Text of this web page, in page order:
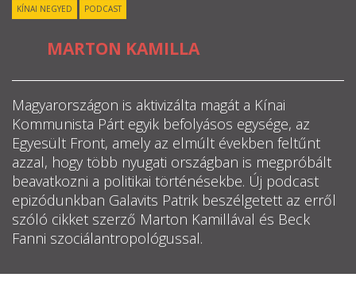
PEGASUS-MEGFIGYELÉSEK
AZ ORBÁN CSALÁD ÜZLETEI
RÓLUNK
ALAPELVEK
CSAPAT
KÍNAI NEGYED PODCAST
MARTON KAMILLA
Magyarországon is aktivizálta magát a Kínai
Kommunista Párt egyik befolyásos egysége, az
Egyesült Front, amely az elmúlt években feltűnt
azzal, hogy több nyugati országban is megpróbált
beavatkozni a politikai történésekbe. Új podcast
epizódunkban Galavits Patrik beszélgetett az erről
szóló cikket szerző Marton Kamillával és Beck
Fanni szociálantropológussal.